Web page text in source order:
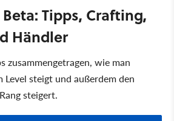
Tipps, Crafting,
Händler
zusammengetragen, wie man
Level steigt und außerdem den
steigert.